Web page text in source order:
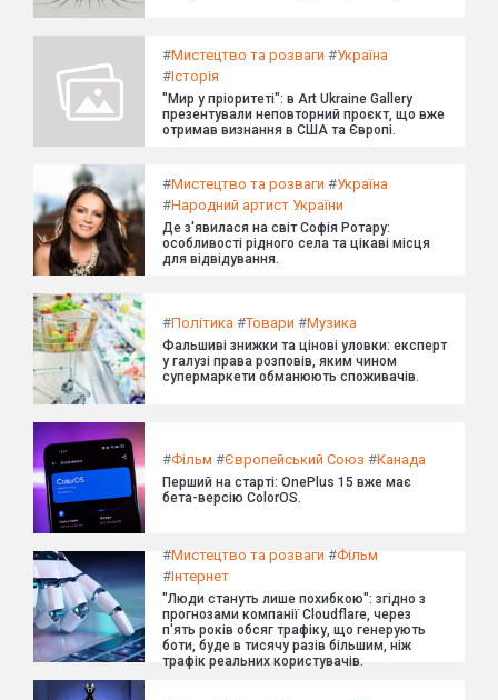
#Мистецтво та розваги #Україна
#Історія
"Мир у пріоритеті": в Art Ukraine Gallery
презентували неповторний проєкт, що вже
отримав визнання в США та Європі.
#Мистецтво та розваги #Україна
#Народний артист України
Де з'явилася на світ Софія Ротару:
особливості рідного села та цікаві місця
для відвідування.
#Політика #Товари #Музика
Фальшиві знижки та цінові уловки: експерт
у галузі права розповів, яким чином
супермаркети обманюють споживачів.
#Фільм #Європейський Союз #Канада
Перший на старті: OnePlus 15 вже має
бета-версію ColorOS.
#Мистецтво та розваги #Фільм
#Інтернет
"Люди стануть лише похибкою": згідно з
прогнозами компанії Cloudflare, через
п'ять років обсяг трафіку, що генерують
боти, буде в тисячу разів більшим, ніж
трафік реальних користувачів.